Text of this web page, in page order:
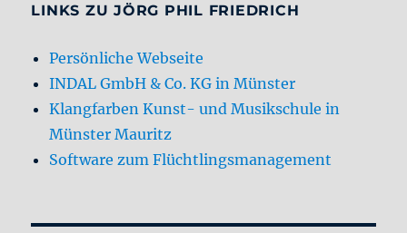
LINKS ZU JÖRG PHIL FRIEDRICH
Persönliche Webseite
INDAL GmbH & Co. KG in Münster
Klangfarben Kunst- und Musikschule in
Münster Mauritz
Software zum Flüchtlingsmanagement